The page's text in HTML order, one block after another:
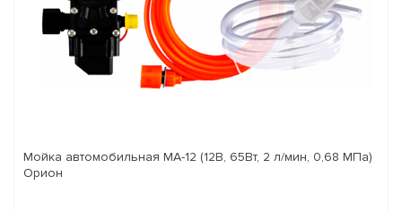
Мойка автомобильная МА-12 (12В, 65Вт, 2 л/мин, 0,68 МПа)
Орион